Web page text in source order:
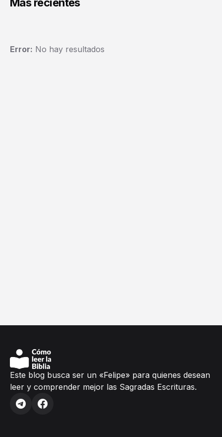
Error: No hay resultados
Este blog busca ser un «Felipe» para quienes desean
leer y comprender mejor las Sagradas Escrituras.